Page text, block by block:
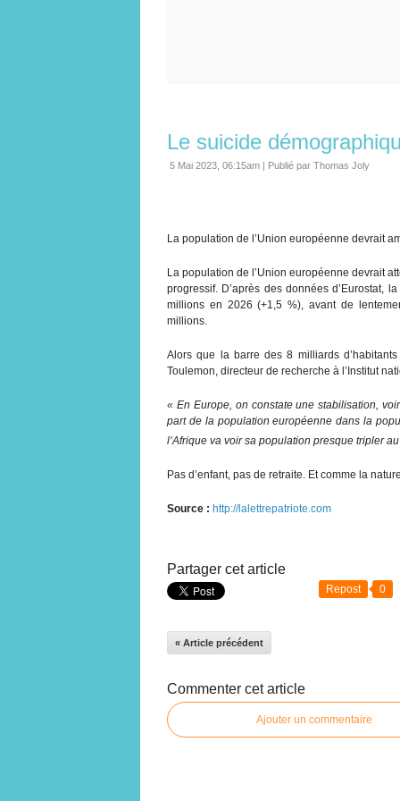
Le suicide
5 Mai 2023, 06:15am | Publié par Thomas Joly
La population de l’Union européenne devrait
La population de l’Union européenne devrait
progressif. D’après des données d’Eurostat,
millions en 2026 (+1,5 %), avant de
millions.
Alors que la barre des 8 milliards
Toulemon, directeur de recherche à l’Institut
« En Europe, on constate une stabilisation,
part de la population européenne dans la
l’Afrique va voir sa population presque tripler
Pas d’enfant, pas de retraite. Et comme la
Source : http://lalettrepatriote.com
Partager cet article
Repost 0
« Article précédent
Commenter cet article
Ajouter un commentaire